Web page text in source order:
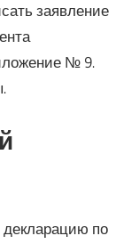
заявление
№ 9.
по